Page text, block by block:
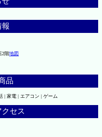
2階地図
品
| 家電 | エアコン | ゲーム
セス